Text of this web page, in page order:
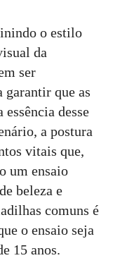
o estilo
da
ser
garantir que as
desse
a postura
vitais que,
um ensaio
beleza e
comuns é
o ensaio seja
15 anos.